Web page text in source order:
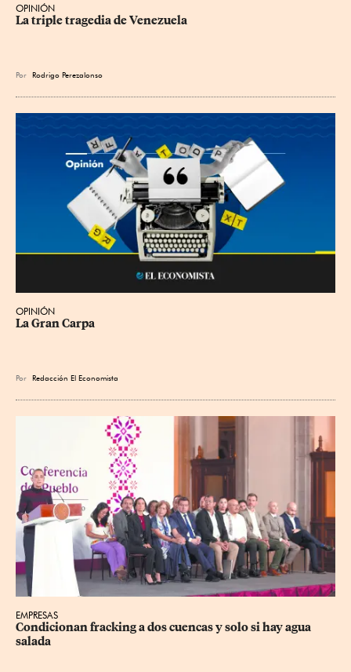
OPINIÓN
La triple tragedia de Venezuela
Por Rodrigo Perezalonso
OPINIÓN
La Gran Carpa
Por Redacción El Economista
EMPRESAS
Condicionan fracking a dos cuencas y solo si hay agua
salada